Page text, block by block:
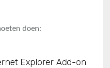
doen:
Explorer Add-on